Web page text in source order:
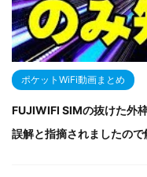
ポケットWiFi動画まとめ
FUJIWIFI SIMの抜けた外
誤解と指摘されましたので